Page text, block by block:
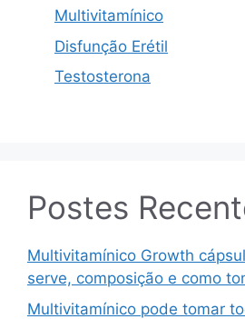
Multivitamínico
Disfunção Erétil
Testosterona
Postes
Multivitamínico Growth
serve, composição e como
Multivitamínico pode tomar